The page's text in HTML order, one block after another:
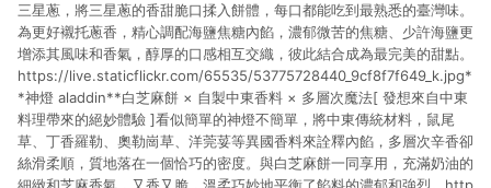
三星蔥，將三星蔥的香甜脆口揉入餅體，每口都能吃到最熟悉的臺灣味。
為更好襯托蔥香，精心調配海鹽焦糖內餡，濃郁微苦的焦糖、少許海鹽更
增添其風味和香氣，醇厚的口感相互交織，彼此結合成為最完美的甜點。
https://live.staticflickr.com/65535/53775728440_9cf8f7f649_k.jpg*
*神燈 aladdin**白芝麻餅 × 自製中東香料 × 多層次魔法[ 發想來自中東
料理帶來的絕妙體驗 ]看似簡單的神燈不簡單，將中東傳統材料，鼠尾
草、丁香羅勒、奧勒崗草、洋莞荽等異國香料來詮釋內餡，多層次辛香卻
絲滑柔順，質地落在一個恰巧的密度。與白芝麻餅一同享用，充滿奶油的